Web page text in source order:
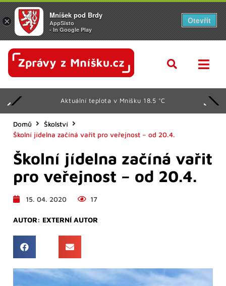
Aktuální teplota v Mníšku 18.5 °C
Domů
Školství
Školní jídelna začíná vařit pro veřejnost – od 20.4.
Školní jídelna začíná vařit
pro veřejnost – od 20.4.
15. 04. 2020 17
AUTOR: EXTERNÍ AUTOR
×
Mníšek pod Brdy
AppSisto
- In Google Play
Otevřít